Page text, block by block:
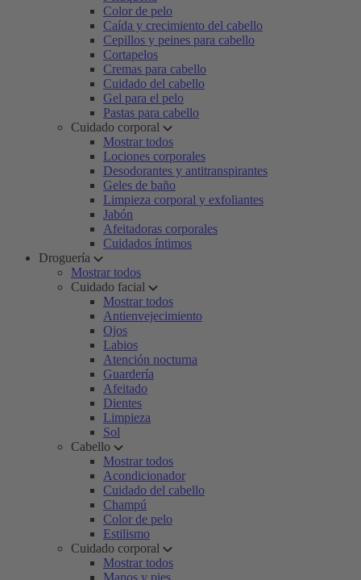
Color de pelo
Caída y crecimiento del cabello
Cepillos y peines para cabello
Cortapelos
Cremas para cabello
Cuidado del cabello
Gel para el pelo
Pastas para cabello
Cuidado corporal
Mostrar todos
Lociones corporales
Desodorantes y antitranspirantes
Geles de baño
Limpieza corporal y exfoliantes
Jabón
Afeitadoras corporales
Cuidados íntimos
Droguería
Mostrar todos
Cuidado facial
Mostrar todos
Antienvejecimiento
Ojos
Labios
Atención nocturna
Guardería
Afeitado
Dientes
Limpieza
Sol
Cabello
Mostrar todos
Acondicionador
Cuidado del cabello
Champú
Color de pelo
Estilismo
Cuidado corporal
Mostrar todos
Manos y pies